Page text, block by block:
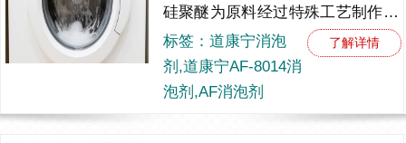
硅聚醚为原料经过特殊工艺制作而
成的一种消泡剂，呈白色至淡黄色
的液体状。主要应用于金属切削
液、纺织印染、洗衣液等行业...
标签：道康宁消泡
剂,道康宁AF-8014消
泡剂,AF消泡剂
了解详情